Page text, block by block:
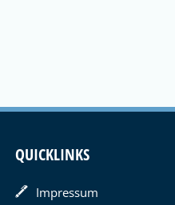
QUICKLINKS
Impressum